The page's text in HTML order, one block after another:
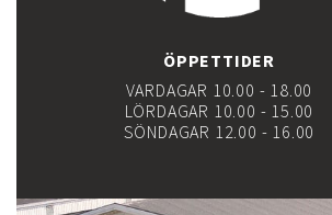
ÖPPETTIDER
VARDAGAR 10.00 - 18.00
LÖRDAGAR 10.00 - 15.00
SÖNDAGAR 12.00 - 16.00